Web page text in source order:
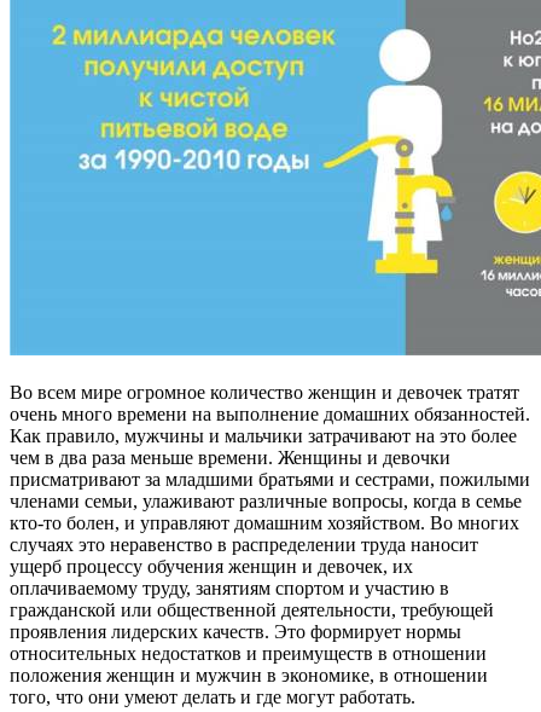
Во всем мире огромное количество женщин и девочек тратят
очень много времени на выполнение домашних обязанностей.
Как правило, мужчины и мальчики затрачивают на это более
чем в два раза меньше времени. Женщины и девочки
присматривают за младшими братьями и сестрами, пожилыми
членами семьи, улаживают различные вопросы, когда в семье
кто-то болен, и управляют домашним хозяйством. Во многих
случаях это неравенство в распределении труда наносит
ущерб процессу обучения женщин и девочек, их
оплачиваемому труду, занятиям спортом и участию в
гражданской или общественной деятельности, требующей
проявления лидерских качеств. Это формирует нормы
относительных недостатков и преимуществ в отношении
положения женщин и мужчин в экономике, в отношении
того, что они умеют делать и где могут работать.